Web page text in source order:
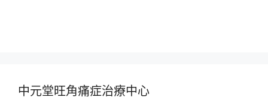
中元堂旺角痛症治療中心